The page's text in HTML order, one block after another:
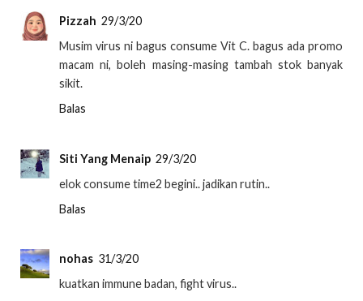
Pizzah 29/3/20
Musim virus ni bagus consume Vit C. bagus ada promo
macam ni, boleh masing-masing tambah stok banyak
sikit.
Balas
Siti Yang Menaip 29/3/20
elok consume time2 begini.. jadikan rutin..
Balas
nohas 31/3/20
kuatkan immune badan, fight virus..